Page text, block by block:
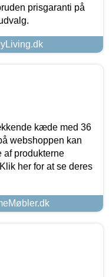
prisgaranti på
kæde med 36
webshoppen kan
af produkterne
her for at se deres